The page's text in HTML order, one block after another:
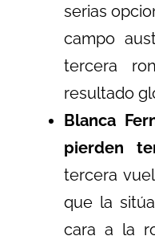
serias
campo
tercera
resultado
Blanca
pierden
tercera
que la
cara a la